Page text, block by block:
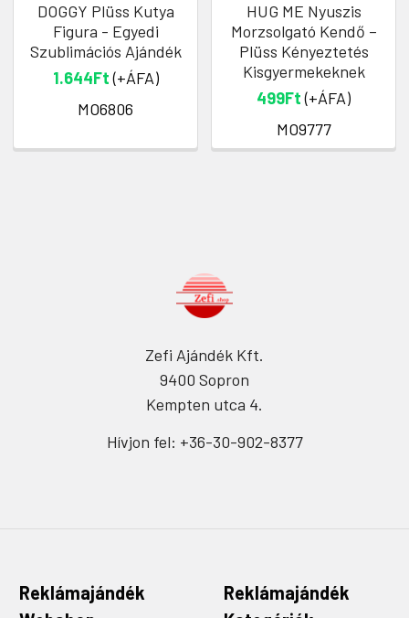
DOGGY Plüss Kutya
Figura - Egyedi
Szublimációs Ajándék
1.644Ft(+ÁFA)
MO6806
HUG ME Nyuszis
Morzsolgató Kendő –
Plüss Kényeztetés
Kisgyermekeknek
499Ft(+ÁFA)
MO9777
Zefi Ajándék Kft.
9400 Sopron
Kempten utca 4.
Hívjon fel: +36-30-902-8377
Reklámajándék
Reklámajándék